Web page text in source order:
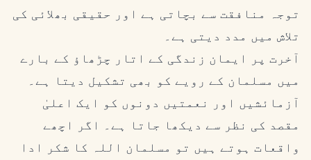
توجہ منافقت سے بچاتی ہے اور حقیقی بھلائی کی
تلاش میں مدد دیتی ہے۔
آخرت پر ایمان زندگی کے اتار چڑھاؤ کے بارے
میں مسلمان کے رویے کو بھی تشکیل دیتا ہے۔
آزمائشیں اور نعمتیں دونوں کو ایک اعلیٰ
مقصد کی نظر سے دیکھا جاتا ہے۔ اگر اچھے
واقعات ہوتے ہیں تو مسلمان اللہ کا شکر ادا